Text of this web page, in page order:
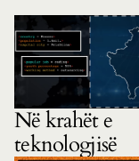
Në krahët e
teknologjisë